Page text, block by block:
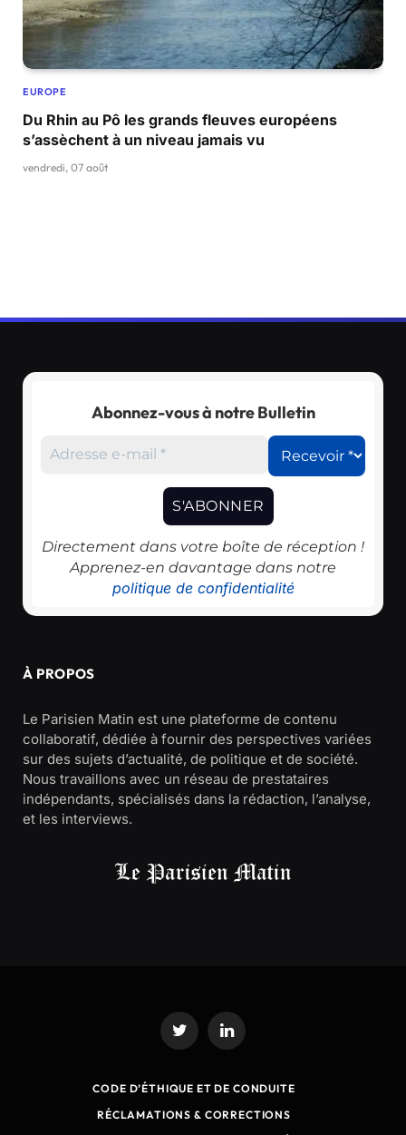
EUROPE
Du Rhin au Pô les grands fleuves européens
s’assèchent à un niveau jamais vu
vendredi, 07 août
Abonnez-vous à notre Bulletin
Directement dans votre boîte de réception !
Apprenez-en davantage dans notre
politique de confidentialité
À PROPOS
Le Parisien Matin est une plateforme de contenu
collaboratif, dédiée à fournir des perspectives variées
sur des sujets d’actualité, de politique et de société.
Nous travaillons avec un réseau de prestataires
indépendants, spécialisés dans la rédaction, l’analyse,
et les interviews.
Twitter LinkedIn
CODE D’ÉTHIQUE ET DE CONDUITE
RÉCLAMATIONS & CORRECTIONS